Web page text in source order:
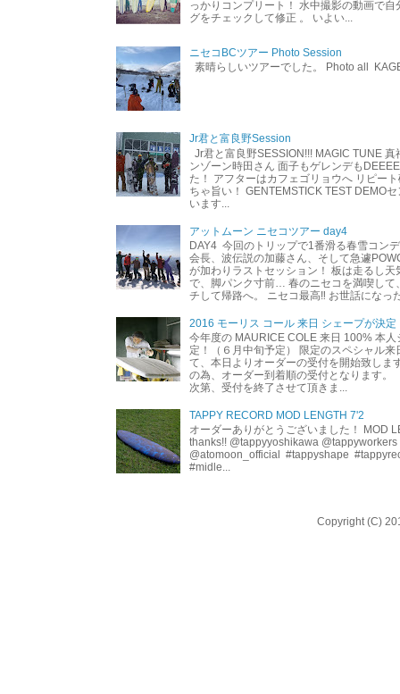
っかりコンプリート！ 水中撮影の動画で自
グをチェックして修正 。 いよい...
ニセコBCツアー Photo Session
素晴らしいツアーでした。 Photo all
Jr君と富良野Session
Jr君と富良野SESSION!!! MAGIC TUNE 真
ンゾーン時田さん 面子もゲレンデも
た！ アフターはカフェゴリョウへ リピー
ちゃ旨い！ GENTEMSTICK TEST DEMO
います...
アットムーン ニセコツアー day4
DAY4 今回のトリップで1番滑る春雪コン
会長、波伝説の加藤さん、そして急遽
が加わりラストセッション！ 板は走るし天
で、脚パンク寸前… 春のニセコを満喫して
チして帰路へ。 ニセコ最高‼︎ お世話になっ
2016 モーリス コール 来日 シェープが決定
今年度の MAURICE COLE 来日 100% 本人
定！（６月中旬予定） 限定のスペシャル来
て、本日よりオーダーの受付を開始致しま
の為、オーダー到着順の受付となります。
次第、受付を終了させて頂きま...
TAPPY RECORD MOD LENGTH 7'2
オーダーありがとうございました！ MOD
thanks!! @tappyyoshikawa @tappyworkers
@atomoon_official #tappyshape
#midle...
Copyright (C)